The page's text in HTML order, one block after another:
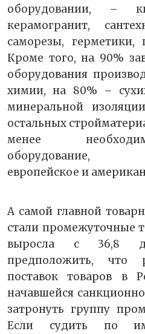
оборудовании, –
керамогранит,
саморезы, герметики,
Кроме того, на 90%
оборудования
химии, на 80% –
минеральной
остальных
менее
оборудование,
европейское и
А самой главной
стали промежуточные
выросла с 36,8
предположить, что
поставок товаров в
начавшейся
затронуть группу
Если судить по